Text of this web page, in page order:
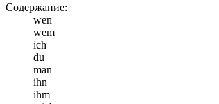
Содержание:
wen
wem
ich
du
man
ihn
ihm